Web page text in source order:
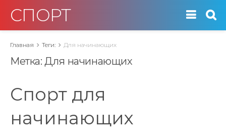
СПОРТ
Главная Теги: Для начинающих
Метка:Для начинающих
Спорт для
начинающих